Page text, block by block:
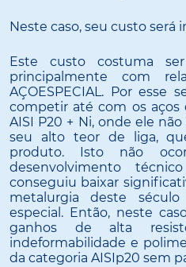
Neste caso, seu custo será
Este custo costuma
principalmente com
AÇOESPECIAL. Por esse
competir até com os aços
AISI P20 + Ni, onde ele
seu alto teor de liga,
produto. Isto não
desenvolvimento
conseguiu baixar
metalurgia deste
especial. Então, neste
ganhos de alta
indeformabilidade e
da categoria AISIp20 sem